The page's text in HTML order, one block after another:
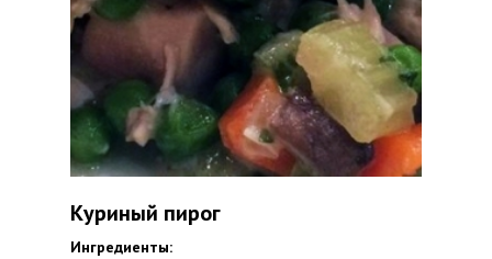
Куриный пирог
Ингредиенты: